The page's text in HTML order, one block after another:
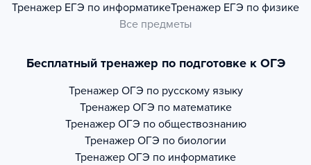
Тренажер ЕГЭ по информатикеТренажер ЕГЭ по физике
Все предметы
Бесплатный тренажер по подготовке к ОГЭ
Тренажер ОГЭ по русскому языку
Тренажер ОГЭ по математике
Тренажер ОГЭ по обществознанию
Тренажер ОГЭ по биологии
Тренажер ОГЭ по информатике